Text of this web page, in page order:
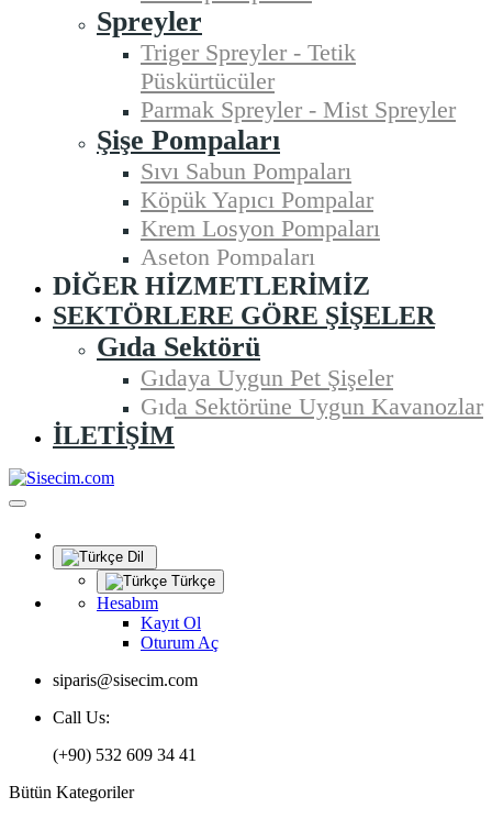
Spreyler
Triger Spreyler - Tetik
Püskürtücüler
Parmak Spreyler - Mist Spreyler
Şişe Pompaları
Sıvı Sabun Pompaları
Köpük Yapıcı Pompalar
Krem Losyon Pompaları
Aseton Pompaları
DIĞER HIZMETLERIMIZ
SEKTÖRLERE GÖRE ŞIŞELER
Gıda Sektörü
Gıdaya Uygun Pet Şişeler
Gıda Sektörüne Uygun Kavanozlar
İLETIŞIM
Dil
Türkçe
Hesabım
Kayıt Ol
Oturum Aç
siparis@sisecim.com
Call Us:
(+90) 532 609 34 41
Bütün Kategoriler